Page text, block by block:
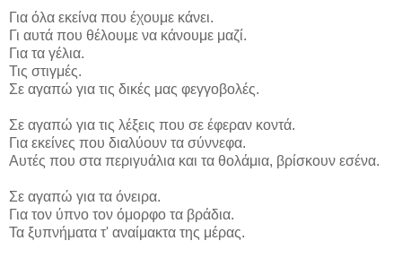
Για όλα εκείνα που έχουμε κάνει.
Γι αυτά που θέλουμε να κάνουμε μαζί.
Για τα γέλια.
Τις στιγμές.
Σε αγαπώ για τις δικές μας φεγγοβολές.
Σε αγαπώ για τις λέξεις που σε έφεραν κοντά.
Για εκείνες που διαλύουν τα σύννεφα.
Αυτές που στα περιγυάλια και τα θολάμια, βρίσκουν εσένα.
Σε αγαπώ για τα όνειρα.
Για τον ύπνο τον όμορφο τα βράδια.
Τα ξυπνήματα τ' αναίμακτα της μέρας.